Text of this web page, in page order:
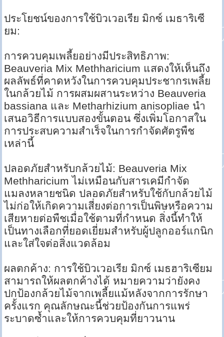
ประโยชน์ของการใช้บิวเวอเรีย มิกซ์ เมธาริเซี
ยม:
การควบคุมเพลี้ยอย่างมีประสิทธิภาพ:
Beauveria Mix Methharicium แสดงให้เห็นถึง
ผลลัพธ์ที่คาดหวังในการควบคุมประชากรเพลี้ย
ในกล้วยไม้ การผสมผสานระหว่าง Beauveria
bassiana และ Metharhizium anisopliae นำ
เสนอวิธีการแบบสองขั้นตอน ซึ่งเพิ่มโอกาสใน
การประสบความสำเร็จในการกำจัดศัตรูพืช
เหล่านี้
ปลอดภัยสำหรับกล้วยไม้: Beauveria Mix
Methharicium ไม่เหมือนกับสารเคมีกำจัด
แมลงหลายชนิด ปลอดภัยสำหรับใช้กับกล้วยไม้
ไม่ก่อให้เกิดความเสี่ยงต่อการเป็นพิษหรือความ
เสียหายต่อพืชเมื่อใช้ตามที่กำหนด สิ่งนี้ทำให้
เป็นทางเลือกที่ยอดเยี่ยมสำหรับผู้ปลูกออร์แกนิก
และใส่ใจต่อสิ่งแวดล้อม
ผลตกค้าง: การใช้บิวเวอเรีย มิกซ์ เมธฮาริเซียม
สามารถให้ผลตกค้างได้ หมายความว่ายังคง
ปกป้องกล้วยไม้จากเพลี้ยแม้หลังจากการรักษา
ครั้งแรก คุณลักษณะนี้ช่วยป้องกันการแพร่
ระบาดซ้ำและให้การควบคุมที่ยาวนาน